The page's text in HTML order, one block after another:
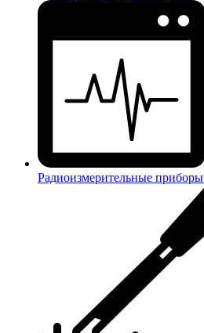
Радиоизмерительные приборы